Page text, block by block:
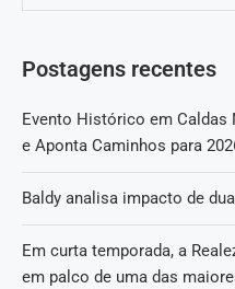
Postagens recentes
Evento Histórico em
e Aponta Caminhos para
Baldy analisa impacto de
Em curta temporada, a
em palco de uma das